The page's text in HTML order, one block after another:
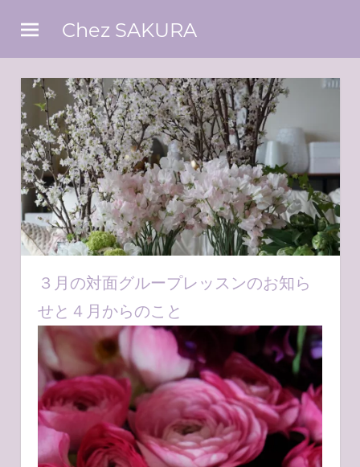
テ
Chez SAKURA
ベ
イ
エ
リ
ア
の
お
花
屋
さ
３月の対面グループレッスンのお知ら
せと４月からのこと